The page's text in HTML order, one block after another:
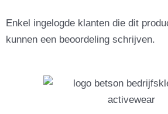
Enkel ingelogde klanten die dit
kunnen een beoordeling schrijven.